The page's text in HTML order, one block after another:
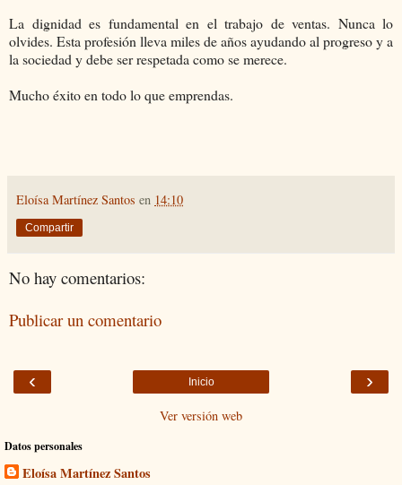
La dignidad es fundamental en el trabajo de ventas. Nunca lo
olvides. Esta profesión lleva miles de años ayudando al progreso y a
la sociedad y debe ser respetada como se merece.
Mucho éxito en todo lo que emprendas.
Eloísa Martínez Santos en 14:10
Compartir
No hay comentarios:
Publicar un comentario
‹ ›
Inicio
Ver versión web
Datos personales
Eloísa Martínez Santos